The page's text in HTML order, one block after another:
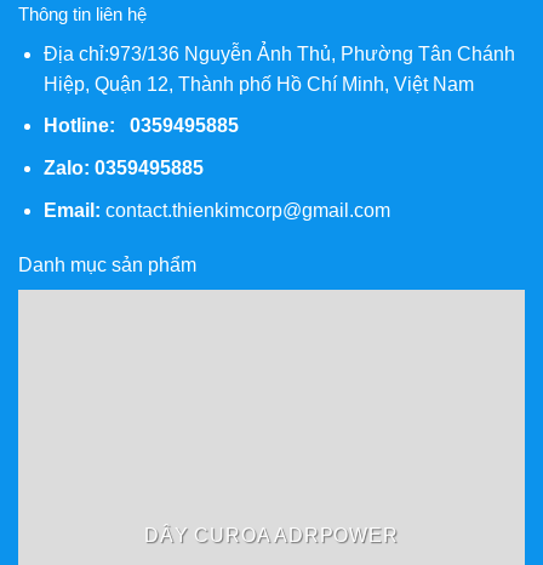
Thông tin liên hệ
Địa chỉ:973/136 Nguyễn Ảnh Thủ, Phường Tân Chánh
Hiệp, Quận 12, Thành phố Hồ Chí Minh, Việt Nam
Hotline: 0359495885
Zalo: 0359495885
Email: contact.thienkimcorp@gmail.com
Danh mục sản phẩm
DÂY CUROA ADRPOWER